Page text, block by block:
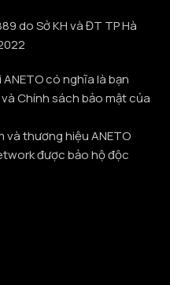
do Sở KH và ĐT TP Hà
có nghĩa là bạn
Chính sách bảo mật của
và thương hiệu ANETO
được bảo hộ độc